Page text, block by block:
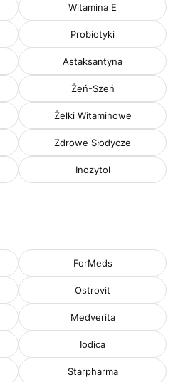
Witamina E
Probiotyki
Astaksantyna
Żeń-Szeń
Żelki Witaminowe
Zdrowe Słodycze
Inozytol
ForMeds
Ostrovit
Medverita
Iodica
Starpharma